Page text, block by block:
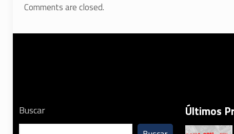
Comments are closed.
Buscar Últimos